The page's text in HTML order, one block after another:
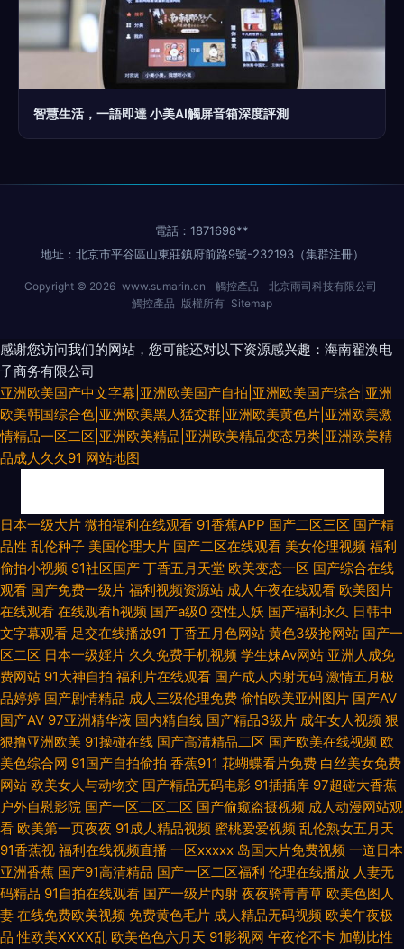
智慧生活，一語即達 小美AI觸屏音箱深度評測
電話：1871698**
地址：北京市平谷區山東莊鎮府前路9號-232193（集群注冊）
Copyright © 2026 www.sumarin.cn 觸控產品
北京雨司科技有限公司
觸控產品 版權所有 Sitemap
感谢您访问我们的网站，您可能还对以下资源感兴趣：海南翟涣电
子商务有限公司
亚洲欧美国产中文字幕|亚洲欧美国产自拍|亚洲欧美国产综合|亚洲
欧美韩国综合色|亚洲欧美黑人猛交群|亚洲欧美黄色片|亚洲欧美激
情精品一区二区|亚洲欧美精品|亚洲欧美精品变态另类|亚洲欧美精
品成人久久91 网站地图
91中文国产视频 肏屄韩影院 91电影免费看 在线观看超碰 91少女 超碰人人操
人人妻 国产极品第99 黑丝美女91 玖操视频一二三区 欧美A片色图图片 日韩
操逼电影 神马黄色影院 91成人视频18 大香蕉AⅤ 激情与性爱 欧美草逼网 午
夜国产色色AV 91网红在线观看 成人免费毛 国产喷水福利 久久副利网 欧美女
生穴 青青久久99 色五月视频 伊人大橡胶 91黑丝露脚 狠狠撸视频网 欧美草
逼网 人妻自拍色图 色五月天网站 午夜97福利 自拍六区 91娇妻激情四射
www色图com 豆花视频精品付费 九九视频网 男人天堂av大片 三级内射 午
夜福利视频偷拍 综合另类首页 91最新视频 超碰熟女人人 国产精品25 久草成
人看片 美女瑟瑟网站 欧洲日韩亚 日韩精品 深夜小视频 亚洲丝袜91视频 中文
字幕久荜 99TV污黄 www密桃 成人国产自拍 国产精品wwww 精东黄色视屏
日本一级大片 微拍福利在线观看 91香蕉APP 国产二区三区 国产精
品性 乱伦种子 美国伦理大片 国产二区在线观看 美女伦理视频 福利
偷拍小视频 91社区国产 丁香五月天堂 欧美变态一区 国产综合在线
观看 国产免费一级片 福利视频资源站 成人午夜在线观看 欧美图片
在线观看 在线观看h视频 国产a级0 变性人妖 国产福利永久 日韩中
文字幕观看 足交在线播放91 丁香五月色网站 黄色3级抢网站 国产一
区二区 日本一级婬片 久久免费手机视频 学生妹Av网站 亚洲人成免
费网站 91大神自拍 福利片在线观看 国产成人内射无码 激情五月极
品婷婷 国产剧情精品 成人三级伦理免费 偷怕欧美亚州图片 国产AV
国产AV 97亚洲精华液 国内精自线 国产精品3级片 成年女人视频 狠
狠撸亚洲欧美 91操碰在线 国产高清精品二区 国产欧美在线视频 欧
美色综合网 91国产自拍偷拍 香蕉911 花蝴蝶看片免费 白丝美女免费
网站 欧美女人与动物交 国产精品无码电影 91插插库 97超碰大香蕉
户外自慰影院 国产一区二区二区 国产偷窥盗摄视频 成人动漫网站观
看 欧美第一页夜夜 91成人精品视频 蜜桃爱爱视频 乱伦熟女五月天
91香蕉视 福利在线视频直播 一区xxxxx 岛国大片免费视频 一道日本
亚洲香蕉 国产91高清精品 国产一区二区福利 伦理在线播放 人妻无
码精品 91自拍在线观看 国产一级片内射 夜夜骑青青草 欧美色图人
妻 在线免费欧美视频 免费黄色毛片 成人精品无码视频 欧美午夜极
品 性欧美ⅩⅩⅩⅩ乱 欧美色色六月天 91影视网 午夜伦不卡 加勒比性